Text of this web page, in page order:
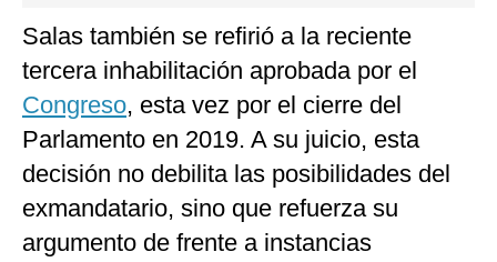
Salas también se refirió a la reciente
tercera inhabilitación aprobada por el
Congreso, esta vez por el cierre del
Parlamento en 2019. A su juicio, esta
decisión no debilita las posibilidades del
exmandatario, sino que refuerza su
argumento de frente a instancias